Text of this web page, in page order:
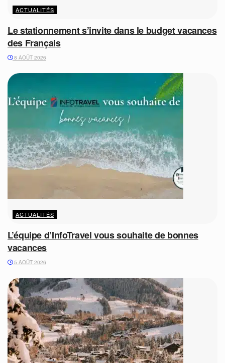
ACTUALITÉS
Le stationnement s’invite dans le budget vacances
des Français
8 AOÛT 2026
ACTUALITÉS
L’équipe d’InfoTravel vous souhaite de bonnes
vacances
5 AOÛT 2026